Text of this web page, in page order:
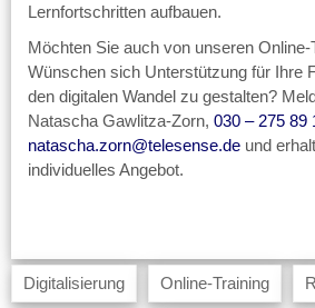
Lernfortschritten aufbauen.
Möchten Sie auch von unseren
Wünschen sich Unterstützung für Ihre
den digitalen Wandel zu gestalten?
Natascha Gawlitza-Zorn, 030 – 275 89
natascha.zorn@telesense.de und
individuelles Angebot.
Digitalisierung Online-Training